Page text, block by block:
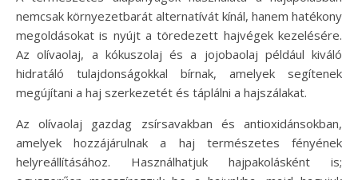
nemcsak környezetbarát alternatívát kínál, hanem hatékony
megoldásokat is nyújt a töredezett hajvégek kezelésére.
Az olívaolaj, a kókuszolaj és a jojobaolaj például kiváló
hidratáló tulajdonságokkal bírnak, amelyek segítenek
megújítani a haj szerkezetét és táplálni a hajszálakat.
Az olívaolaj gazdag zsírsavakban és antioxidánsokban,
amelyek hozzájárulnak a haj természetes fényének
helyreállításához. Használhatjuk hajpakolásként is;